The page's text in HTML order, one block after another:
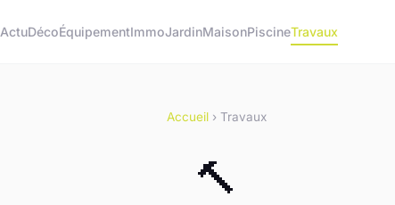
ActuDécoÉquipementImmoJardinMaisonPiscineTravaux
Accueil › Travaux
🔨